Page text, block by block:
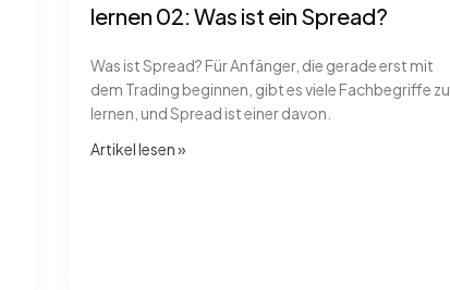
lernen 02: Was ist ein Spread?
Was ist Spread? Für Anfänger, die gerade erst mit
dem Trading beginnen, gibt es viele Fachbegriffe zu
lernen, und Spread ist einer davon.
Artikel lesen​ »